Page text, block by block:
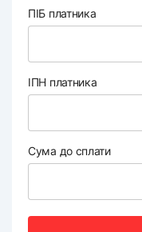
ПІБ платника
ІПН платника
Сума до сплати